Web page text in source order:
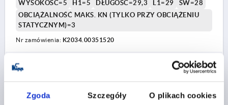
Zgoda Szczegóły O plikach cookies
WYSOKOŚĆ=5
H1=5 DŁUGOŚĆ=29,3 L1=29
SW=28
OBCIĄŻALNOŚĆ MAKS. KN (TYLKO PRZY OBCIĄŻENIU
STATYCZNYM)=3
Nr zamówienia: K2034.00351520
7,09 PLN
SZCZEGÓŁY